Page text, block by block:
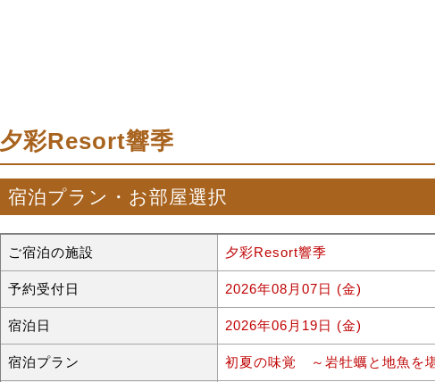
夕彩Resort響季
宿泊プラン・お部屋選択
ご宿泊の施設 夕彩Resort響季
予約受付日 2026年08月07日 (金)
宿泊日 2026年06月19日 (金)
宿泊プラン 初夏の味覚 ～岩牡蠣と地魚を